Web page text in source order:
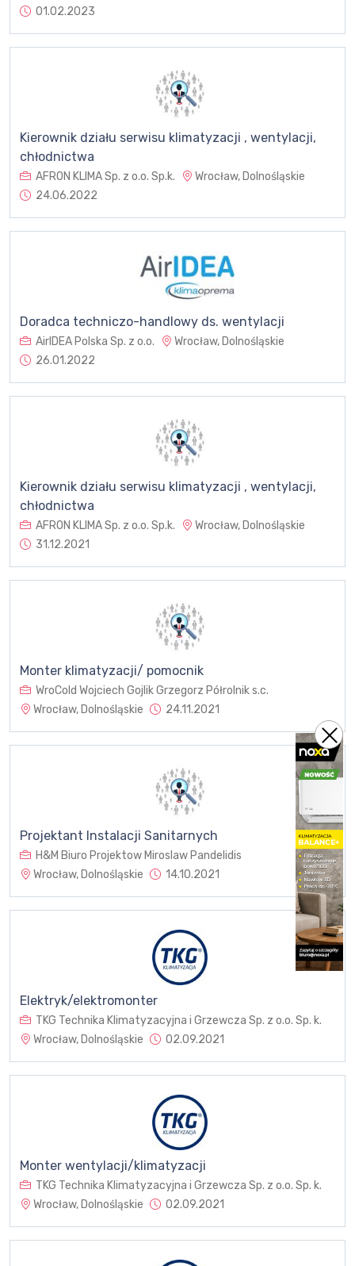
01.02.2023
Kierownik działu serwisu klimatyzacji , wentylacji,
chłodnictwa
AFRON KLIMA Sp. z o.o. Sp.k.
Wrocław, Dolnośląskie
24.06.2022
Doradca techniczo-handlowy ds. wentylacji
AirIDEA Polska Sp. z o.o.
Wrocław, Dolnośląskie
26.01.2022
Kierownik działu serwisu klimatyzacji , wentylacji,
chłodnictwa
AFRON KLIMA Sp. z o.o. Sp.k.
Wrocław, Dolnośląskie
31.12.2021
Monter klimatyzacji/ pomocnik
WroCold Wojciech Gojlik Grzegorz Półrolnik s.c.
Wrocław, Dolnośląskie
24.11.2021
Projektant Instalacji Sanitarnych
H&M Biuro Projektow Miroslaw Pandelidis
Wrocław, Dolnośląskie
14.10.2021
Elektryk/elektromonter
TKG Technika Klimatyzacyjna i Grzewcza Sp. z o.o. Sp. k.
Wrocław, Dolnośląskie
02.09.2021
Monter wentylacji/klimatyzacji
TKG Technika Klimatyzacyjna i Grzewcza Sp. z o.o. Sp. k.
Wrocław, Dolnośląskie
02.09.2021